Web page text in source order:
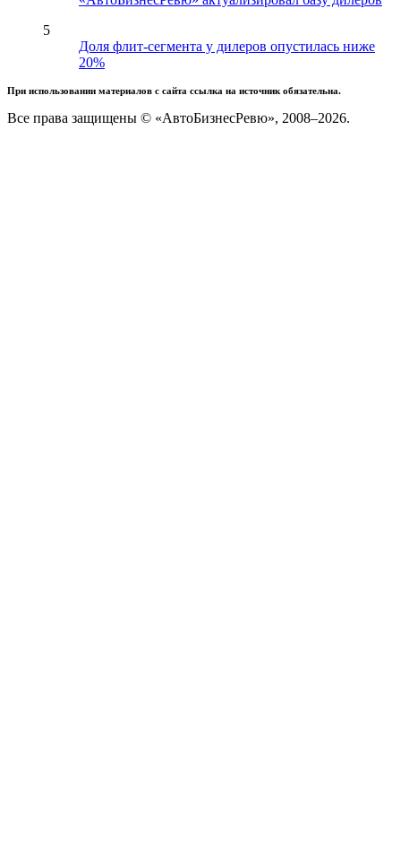
5
Доля флит-сегмента у дилеров опустилась ниже
20%
При использовании материалов с сайта ссылка на источник обязательна.
Все права защищены © «АвтоБизнесРевю», 2008–2026.